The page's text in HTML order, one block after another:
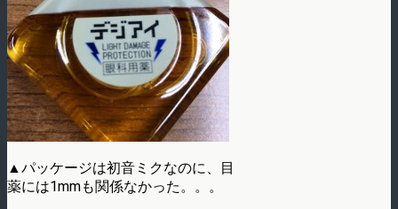
▲パッケージは初音ミクなのに、目
薬には1mmも関係なかった。。。